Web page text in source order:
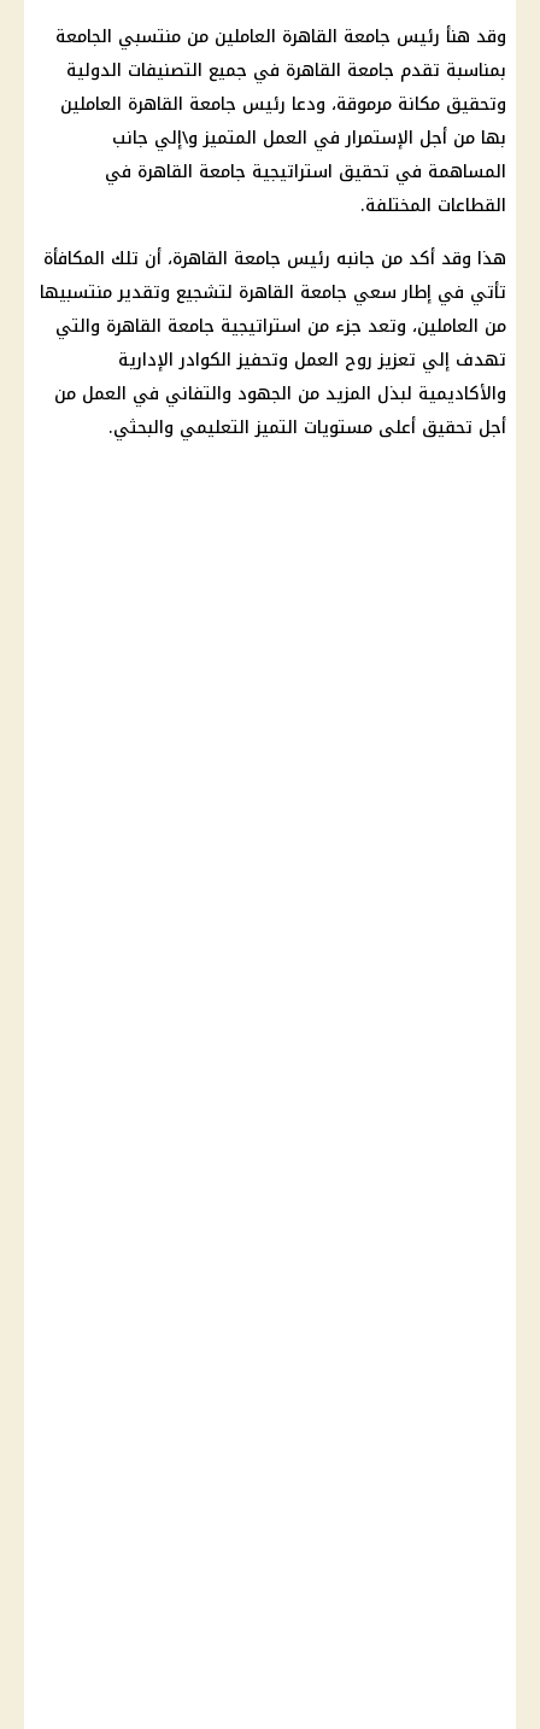
وقد هنأ رئيس جامعة القاهرة العاملين من منتسبي الجامعة
بمناسبة تقدم جامعة القاهرة في جميع التصنيفات الدولية
وتحقيق مكانة مرموقة، ودعا رئيس جامعة القاهرة العاملين
بها من أجل الإستمرار في العمل المتميز و\إلي جانب
المساهمة في تحقيق استراتيجية جامعة القاهرة في
القطاعات المختلفة.
هذا وقد أكد من جانبه رئيس جامعة القاهرة، أن تلك المكافأة
تأتي في إطار سعي جامعة القاهرة لتشجيع وتقدير منتسبيها
من العاملين، وتعد جزء من استراتيجية جامعة القاهرة والتي
تهدف إلي تعزيز روح العمل وتحفيز الكوادر الإدارية
والأكاديمية لبذل المزيد من الجهود والتفاني في العمل من
أجل تحقيق أعلى مستويات التميز التعليمي والبحثي.